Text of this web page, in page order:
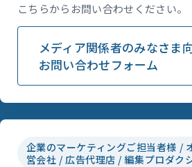
こちらからお問い合わせください。
メディア関係者のみなさま
お問い合わせフォーム
企業のマーケティングご担当者様 /
営会社 / 広告代理店 / 編集プロダク